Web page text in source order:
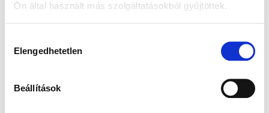
Ön által használt más szolgáltatásokból gyűjtöttek.
kiválasztása
Elengedhetetlen
Beállítások